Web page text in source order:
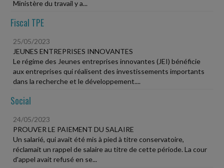
Ministère du travail y a...
Fiscal TPE
25/05/2023
JEUNES ENTREPRISES INNOVANTES
Le régime des Jeunes entreprises innovantes (JEI) bénéficie
aux entreprises qui réalisent des investissements importants
dans la recherche et le développement....
Social
24/05/2023
PROUVER LE PAIEMENT DU SALAIRE
Un salarié, qui avait été mis à pied à titre conservatoire,
réclamait un rappel de salaire au titre de cette période. La cour
d'appel avait refusé en se...